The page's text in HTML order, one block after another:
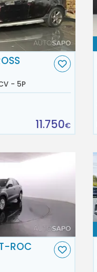
- 5P
11.750€
ROC